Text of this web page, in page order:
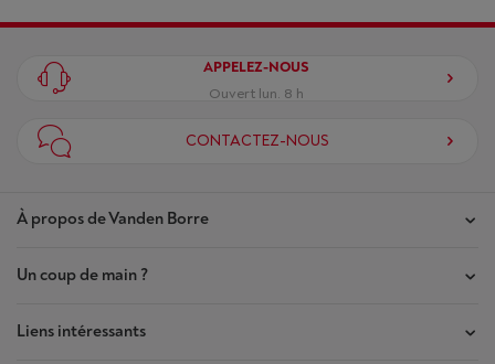
À propos de Vanden Borre
Nos magasins
Contrat de Confiance
Un coup de main ?
Mes commandes
Liens intéressants
APPELEZ-NOUS
Ouvert lun. 8 h
CONTACTEZ-NOUS